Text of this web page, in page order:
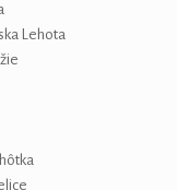
Lehota